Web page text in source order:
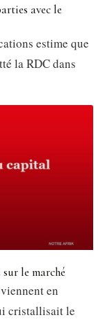
avec le
estime que
la RDC dans
le marché
en
cristallisait le